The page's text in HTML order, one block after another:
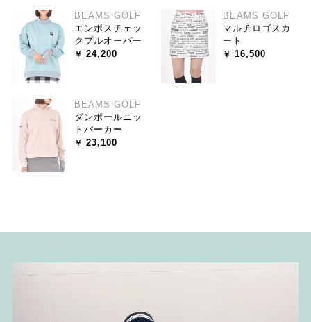
BEAMS GOLF
エンボスチェッ
クプルオーバー
24,200
BEAMS GOLF
マルチロゴスカ
ート
16,500
BEAMS GOLF
ダンボールニッ
トパーカー
23,100